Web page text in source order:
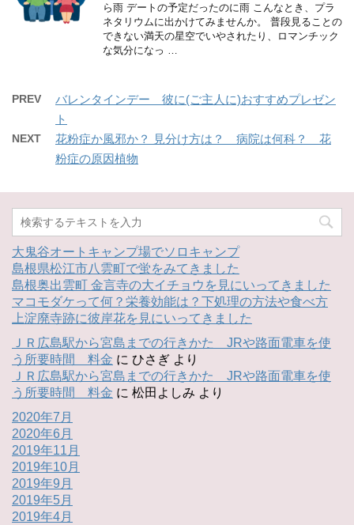
ら雨 デートの予定だったのに雨 こんなとき、プラ
ネタリウムに出かけてみませんか。 普段見ることの
できない満天の星空でいやされたり、ロマンチック
な気分になっ …
PREV
バレンタインデー 彼に(ご主人に)おすすめプレゼン
ト
NEXT
花粉症か風邪か？ 見分け方は？ 病院は何科？ 花
粉症の原因植物
大鬼谷オートキャンプ場でソロキャンプ
島根県松江市八雲町で蛍をみてきました
島根奥出雲町 金言寺の大イチョウを見にいってきました
マコモダケって何？栄養効能は？下処理の方法や食べ方
上淀廃寺跡に彼岸花を見にいってきました
ＪＲ広島駅から宮島までの行きかた JRや路面電車を使
う所要時間 料金 に ひさぎ より
ＪＲ広島駅から宮島までの行きかた JRや路面電車を使
う所要時間 料金 に 松田よしみ より
2020年7月
2020年6月
2019年11月
2019年10月
2019年9月
2019年5月
2019年4月